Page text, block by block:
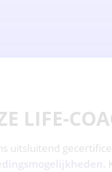
LIFE-
uitsluitend